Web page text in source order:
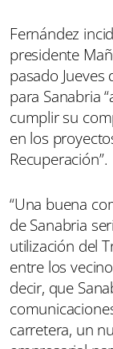
Fernández
presidente
pasado
para Sanabria
cumplir su
en los
Recuperación”.
“Una buena
de Sanabria
utilización del
entre los
decir, que
carretera, un